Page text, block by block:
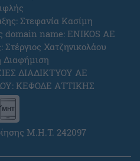
Στεφανία Κασίμη
domain name: ENIKOS AE
Χατζηνικολάου
Διαφήμιση
ΔΙΑΔΙΚΤΥΟΥ ΑΕ
ΚΕΦΟΔΕ ΑΤΤΙΚΗΣ
Μ.Η.Τ. 242097